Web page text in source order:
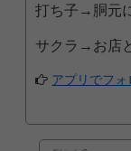
打ち子→胴元
サクラ→お店
アプリでフォ